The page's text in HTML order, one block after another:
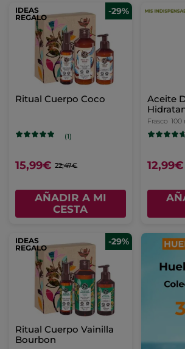
IDEAS
REGALO
-29%
Ritual Cuerpo Coco
(1)
15,99€ 22,47€
AÑADIR A MI
CESTA
Aceite
Frasco 100
12,99€
IDEAS
REGALO
-29%
Ritual Cuerpo Vainilla
Bourbon